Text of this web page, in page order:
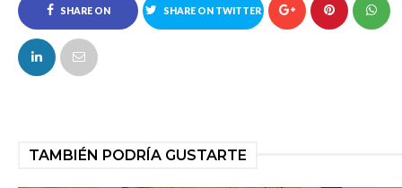
SHARE ON
FACEBOOK
SHARE ON TWITTER
TAMBIÉN PODRÍA GUSTARTE